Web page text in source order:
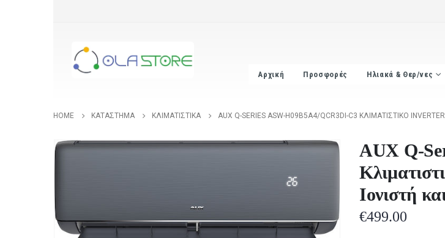
Αρχική Προσφορές Ηλιακά & Θερ/νες
HOME ΚΑΤΆΣΤΗΜΑ ΚΛΙΜΑΤΙΣΤΙΚΆ AUX Q-SERIES ASW-H09B5A4/QCR3DI-C3 ΚΛΙΜΑΤΙΣΤΙΚΌ
AUX Q-
Ιονιστή
€499.00